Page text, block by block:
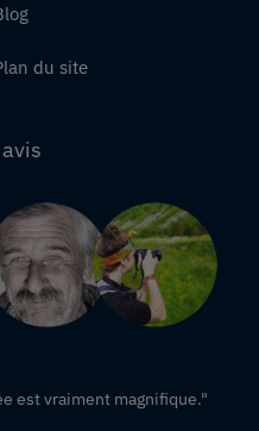
du site
est vraiment magnifique."